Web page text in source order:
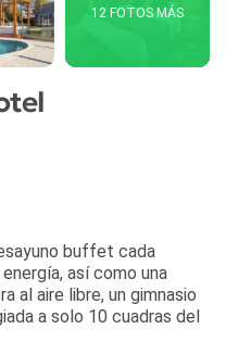
12 FOTOS MÁS
buffet cada
así como una
al aire libre, un gimnasio
a solo 10 cuadras del